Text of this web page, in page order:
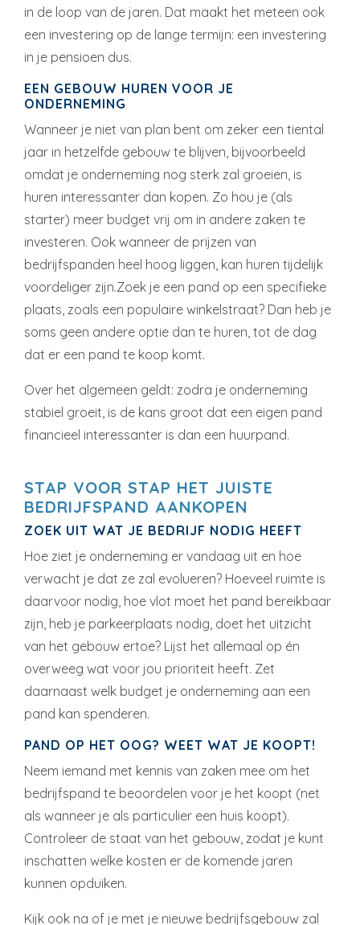
in de loop van de jaren. Dat maakt het meteen ook
een investering op de lange termijn: een investering
in je pensioen dus.
EEN GEBOUW HUREN VOOR JE
ONDERNEMING
Wanneer je niet van plan bent om zeker een tiental
jaar in hetzelfde gebouw te blijven, bijvoorbeeld
omdat je onderneming nog sterk zal groeien, is
huren interessanter dan kopen. Zo hou je (als
starter) meer budget vrij om in andere zaken te
investeren. Ook wanneer de prijzen van
bedrijfspanden heel hoog liggen, kan huren tijdelijk
voordeliger zijn.Zoek je een pand op een specifieke
plaats, zoals een populaire winkelstraat? Dan heb je
soms geen andere optie dan te huren, tot de dag
dat er een pand te koop komt.
Over het algemeen geldt: zodra je onderneming
stabiel groeit, is de kans groot dat een eigen pand
financieel interessanter is dan een huurpand.
STAP VOOR STAP HET JUISTE
BEDRIJFSPAND AANKOPEN
ZOEK UIT WAT JE BEDRIJF NODIG HEEFT
Hoe ziet je onderneming er vandaag uit en hoe
verwacht je dat ze zal evolueren? Hoeveel ruimte is
daarvoor nodig, hoe vlot moet het pand bereikbaar
zijn, heb je parkeerplaats nodig, doet het uitzicht
van het gebouw ertoe? Lijst het allemaal op én
overweeg wat voor jou prioriteit heeft. Zet
daarnaast welk budget je onderneming aan een
pand kan spenderen.
PAND OP HET OOG? WEET WAT JE KOOPT!
Neem iemand met kennis van zaken mee om het
bedrijfspand te beoordelen voor je het koopt (net
als wanneer je als particulier een huis koopt).
Controleer de staat van het gebouw, zodat je kunt
inschatten welke kosten er de komende jaren
kunnen opduiken.
Kijk ook na of je met je nieuwe bedrijfsgebouw zal